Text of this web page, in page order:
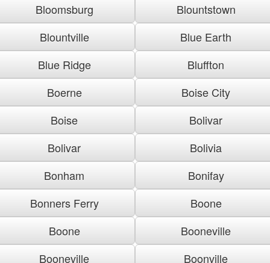
Bloomsburg
Blountstown
Blountville
Blue Earth
Blue Ridge
Bluffton
Boerne
Boise City
Boise
Bolivar
Bolivar
Bolivia
Bonham
Bonifay
Bonners Ferry
Boone
Boone
Booneville
Booneville
Boonville